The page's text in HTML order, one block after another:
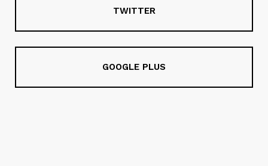
TWITTER
GOOGLE PLUS